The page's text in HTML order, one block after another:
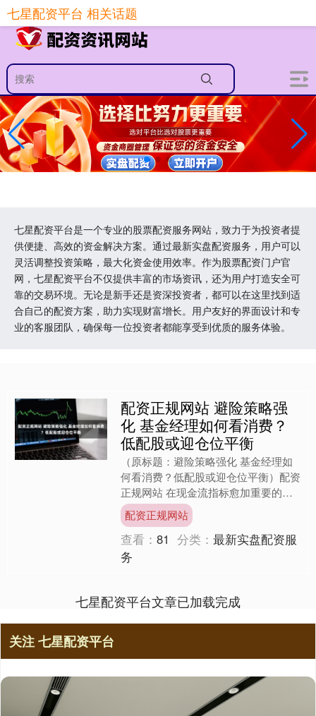
-->
七星配资平台是一个专业的股票配资服务网站，致力于为投资者提
供便捷、高效的资金解决方案。通过最新实盘配资服务，用户可以
灵活调整投资策略，最大化资金使用效率。作为股票配资门户官
网，七星配资平台不仅提供丰富的市场资讯，还为用户打造安全可
靠的交易环境。无论是新手还是资深投资者，都可以在这里找到适
合自己的配资方案，助力实现财富增长。用户友好的界面设计和专
业的客服团队，确保每一位投资者都能享受到优质的服务体验。
七星配资平台 相关话题
配资正规网站 避险策略强
化 基金经理如何看消费？
低配股或迎仓位平衡
（原标题：避险策略强化 基金经理如
何看消费？低配股或迎仓位平衡）配资
正规网站 在现金流指标愈加重要的年
末市场，策略谨慎的基金经理开始更加
看好消费。 在近期科技连....
配资正规网站
查看：81 分类：最新实盘配资服
务
七星配资平台文章已加载完成
关注 七星配资平台